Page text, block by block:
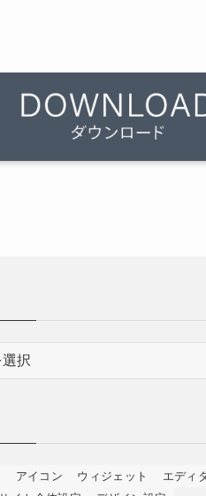
アイコン ウィジェット
エディ